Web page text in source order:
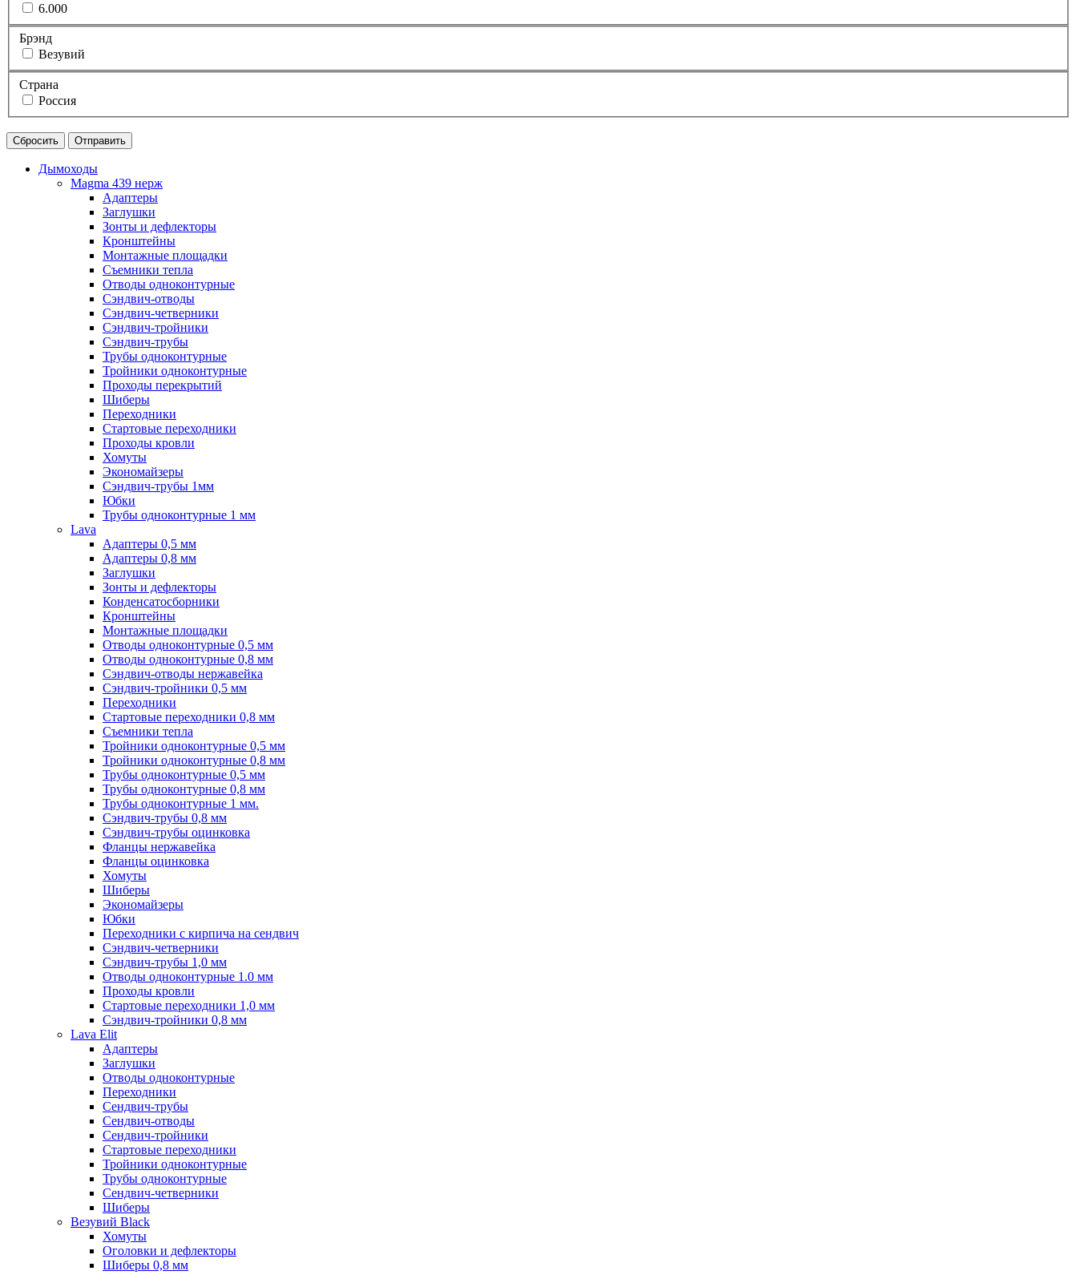
6.000
Брэнд
Везувий
Страна
Россия
Сбросить Отправить
Дымоходы
Magma 439 нерж
Адаптеры
Заглушки
Зонты и дефлекторы
Кронштейны
Монтажные площадки
Съемники тепла
Отводы одноконтурные
Сэндвич-отводы
Сэндвич-четверники
Сэндвич-тройники
Сэндвич-трубы
Трубы одноконтурные
Тройники одноконтурные
Проходы перекрытий
Шиберы
Переходники
Стартовые переходники
Проходы кровли
Хомуты
Экономайзеры
Сэндвич-трубы 1мм
Юбки
Трубы одноконтурные 1 мм
Lava
Адаптеры 0,5 мм
Адаптеры 0,8 мм
Заглушки
Зонты и дефлекторы
Конденсатосборники
Кронштейны
Монтажные площадки
Отводы одноконтурные 0,5 мм
Отводы одноконтурные 0,8 мм
Сэндвич-отводы нержавейка
Сэндвич-тройники 0,5 мм
Переходники
Стартовые переходники 0,8 мм
Съемники тепла
Тройники одноконтурные 0,5 мм
Тройники одноконтурные 0,8 мм
Трубы одноконтурные 0,5 мм
Трубы одноконтурные 0,8 мм
Трубы одноконтурные 1 мм.
Сэндвич-трубы 0,8 мм
Сэндвич-трубы оцинковка
Фланцы нержавейка
Фланцы оцинковка
Хомуты
Шиберы
Экономайзеры
Юбки
Переходники с кирпича на сендвич
Сэндвич-четверники
Сэндвич-трубы 1,0 мм
Отводы одноконтурные 1.0 мм
Проходы кровли
Стартовые переходники 1,0 мм
Сэндвич-тройники 0,8 мм
Lava Elit
Адаптеры
Заглушки
Отводы одноконтурные
Переходники
Сендвич-трубы
Сендвич-отводы
Сендвич-тройники
Стартовые переходники
Тройники одноконтурные
Трубы одноконтурные
Сендвич-четверники
Шиберы
Везувий Black
Хомуты
Оголовки и дефлекторы
Шиберы 0,8 мм